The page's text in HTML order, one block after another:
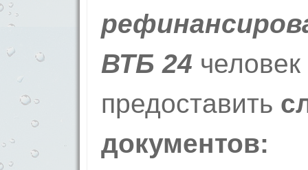
ВТБ 24
предоставить
документов: